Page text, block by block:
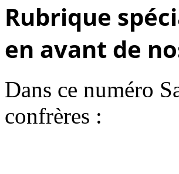
Rubrique
en avant de
Dans ce numéro
confrères :